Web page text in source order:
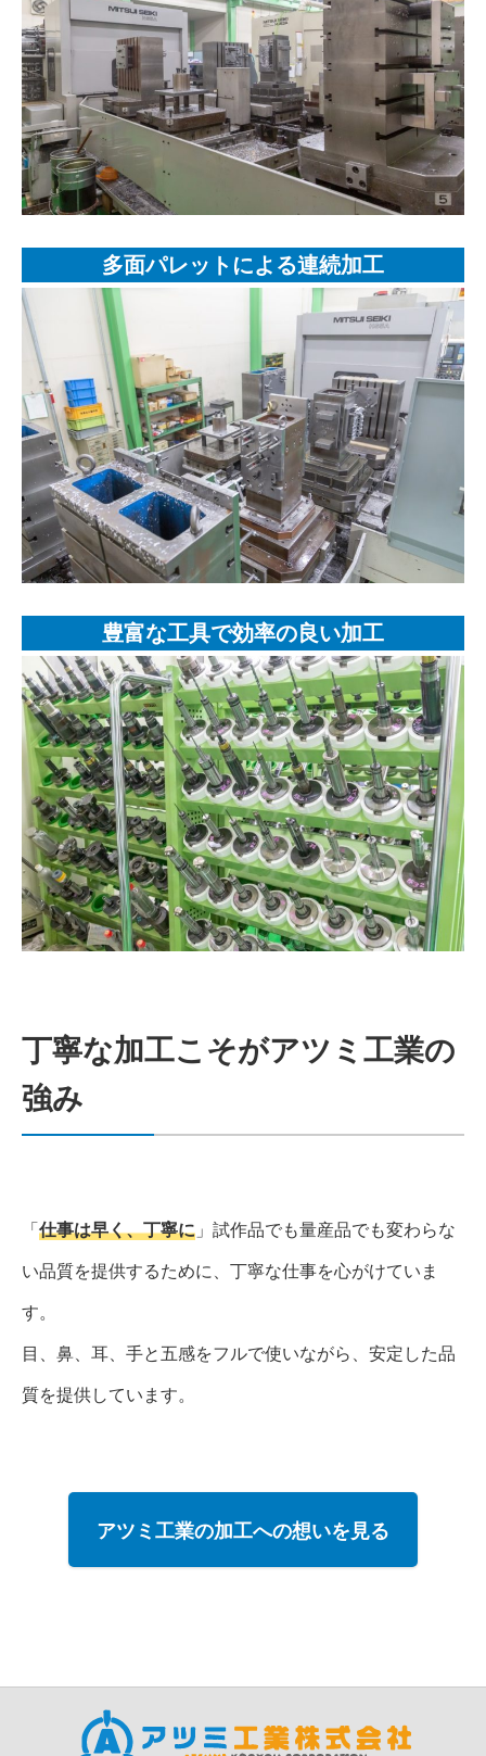
多面パレットによる連続加工
豊富な工具で効率の良い加工
丁寧な加工こそがアツミ工業の
強み
「 仕事は早く、丁寧に 」試作品でも量産品でも変わらな
い品質を提供するために、丁寧な仕事を心がけていま
す。
目、鼻、耳、手と五感をフルで使いながら、安定した品
質を提供しています。
アツミ工業の加工への想いを見る